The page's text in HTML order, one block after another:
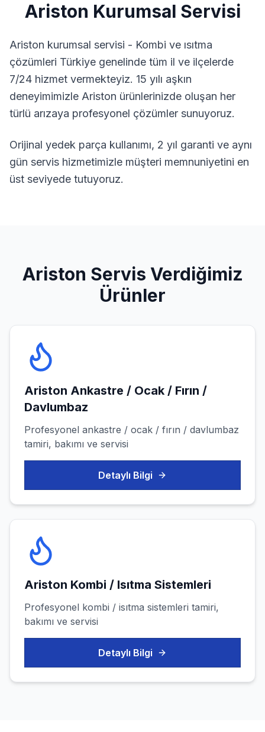
Ariston Kurumsal Servisi
Ariston kurumsal servisi - Kombi ve ısıtma
çözümleri Türkiye genelinde tüm il ve ilçelerde
7/24 hizmet vermekteyiz. 15 yılı aşkın
deneyimimizle Ariston ürünlerinizde oluşan her
türlü arızaya profesyonel çözümler sunuyoruz.
Orijinal yedek parça kullanımı, 2 yıl garanti ve aynı
gün servis hizmetimizle müşteri memnuniyetini en
üst seviyede tutuyoruz.
Ariston Servis Verdiğimiz
Ürünler
Ariston Ankastre / Ocak / Fırın /
Davlumbaz
Profesyonel ankastre / ocak / fırın / davlumbaz
tamiri, bakımı ve servisi
Detaylı Bilgi
Ariston Kombi / Isıtma Sistemleri
Profesyonel kombi / isıtma sistemleri tamiri,
bakımı ve servisi
Detaylı Bilgi